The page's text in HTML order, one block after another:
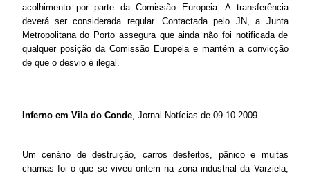
acolhimento por parte da Comissão Europeia. A transferência
deverá ser considerada regular. Contactada pelo JN, a Junta
Metropolitana do Porto assegura que ainda não foi notificada de
qualquer posição da Comissão Europeia e mantém a convicção
de que o desvio é ilegal.
Inferno em Vila do Conde, Jornal Notícias de 09-10-2009
Um cenário de destruição, carros desfeitos, pânico e muitas
chamas foi o que se viveu ontem na zona industrial da Varziela,